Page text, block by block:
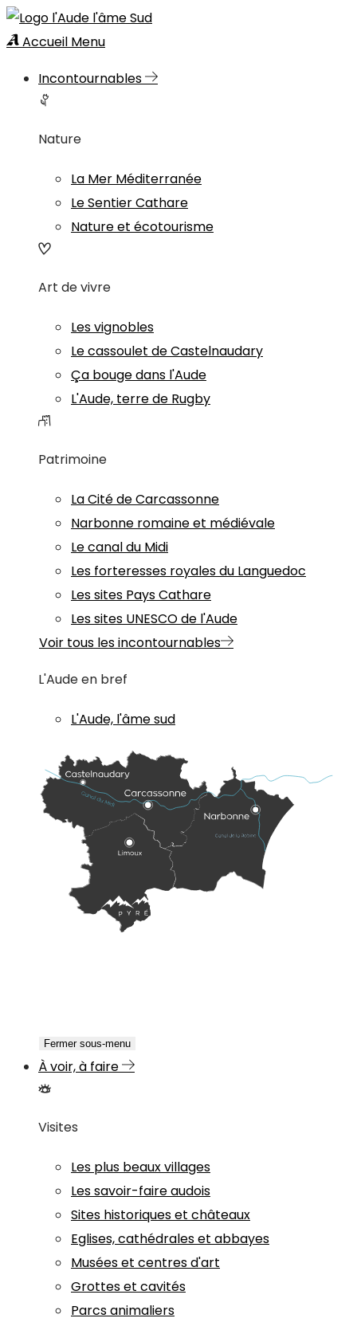
Accueil Menu
Incontournables
Nature
La Mer Méditerranée
Le Sentier Cathare
Nature et écotourisme
Art de vivre
Les vignobles
Le cassoulet de Castelnaudary
Ça bouge dans l'Aude
L'Aude, terre de Rugby
Patrimoine
La Cité de Carcassonne
Narbonne romaine et médiévale
Le canal du Midi
Les forteresses royales du Languedoc
Les sites Pays Cathare
Les sites UNESCO de l'Aude
Voir tous les incontournables
L'Aude en bref
L'Aude, l'âme sud
Fermer sous-menu
À voir, à faire
Visites
Les plus beaux villages
Les savoir-faire audois
Sites historiques et châteaux
Eglises, cathédrales et abbayes
Musées et centres d'art
Grottes et cavités
Parcs animaliers